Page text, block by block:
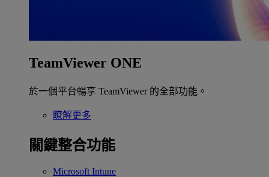
TeamViewer ONE
於一個平台暢享 TeamViewer 的全部功能。
瞭解更多
關鍵整合功能
Microsoft Intune